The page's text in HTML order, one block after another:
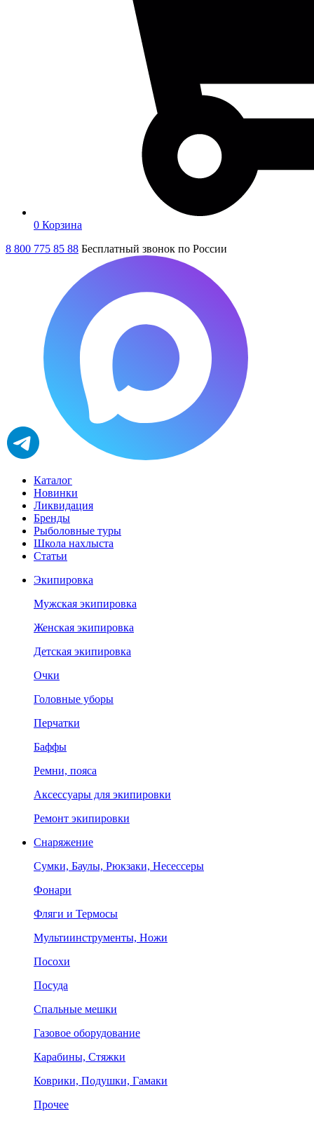
0 Корзина
8 800 775 85 88 Бесплатный звонок по России
Каталог
Новинки
Ликвидация
Бренды
Рыболовные туры
Школа нахлыста
Статьи
Экипировка
Мужская экипировка
Женская экипировка
Детская экипировка
Очки
Головные уборы
Перчатки
Баффы
Ремни, пояса
Аксессуары для экипировки
Ремонт экипировки
Снаряжение
Сумки, Баулы, Рюкзаки, Несессеры
Фонари
Фляги и Термосы
Мультиинструменты, Ножи
Посохи
Посуда
Спальные мешки
Газовое оборудование
Карабины, Стяжки
Коврики, Подушки, Гамаки
Прочее